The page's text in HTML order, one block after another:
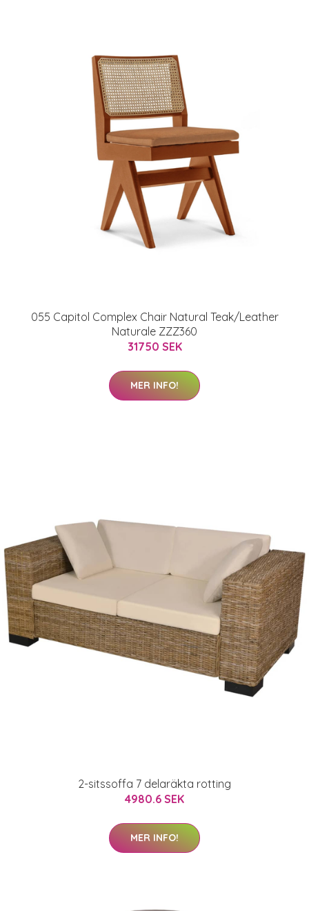
055 Capitol Complex Chair Natural Teak/Leather
Naturale ZZZ360
31750 SEK
MER INFO!
2-sitssoffa 7 delaräkta rotting
4980.6 SEK
MER INFO!